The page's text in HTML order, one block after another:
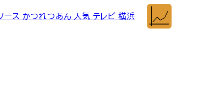
ス かつれつあん 人気 テレビ 横浜